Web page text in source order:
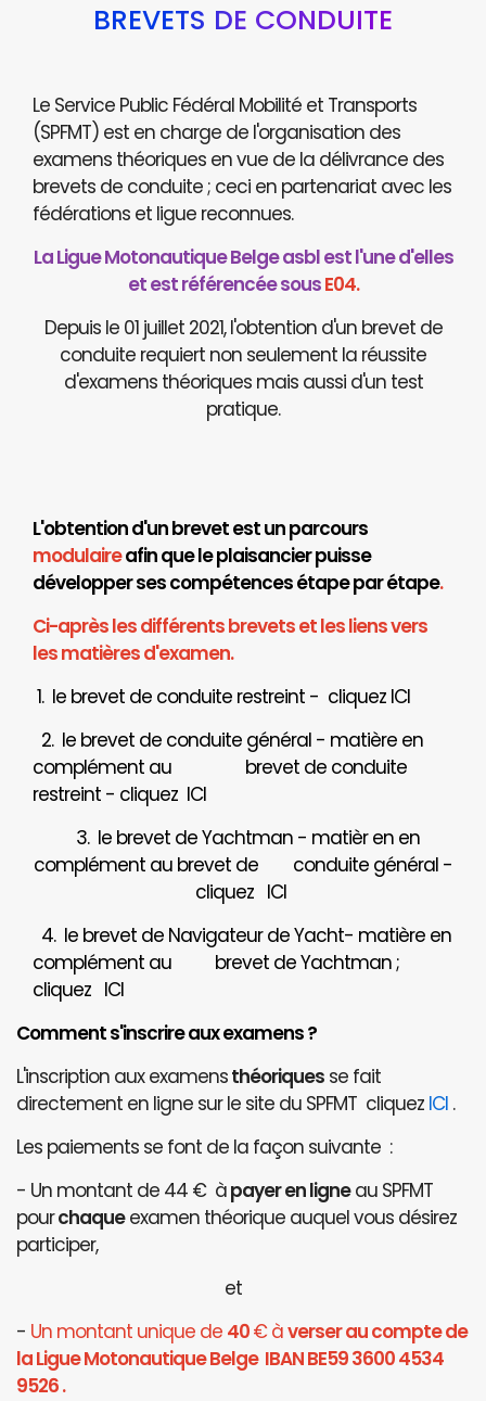
BREVETS DE CONDUITE
Le Service Public Fédéral Mobilité et Transports
(SPFMT) est en charge de l'organisation des
examens théoriques en vue de la délivrance des
brevets de conduite ; ceci en partenariat avec les
fédérations et ligue reconnues.
La Ligue Motonautique Belge asbl est l'une d'elles
et est référencée sousE04.
Depuis le 01 juillet 2021, l'obtention d'un brevet de
conduite requiert non seulement la réussite
d'examens théoriques mais aussi d'un test
pratique.
L'obtention d'un brevet est un parcours
modulaireafin que le plaisancier puisse
développer ses compétences étape par étape.
Ci-après les différents brevets et les liens vers
les matières d'examen.
1. le brevet de conduite restreint - cliquez ICI
2. le brevet de conduite général - matière en
complément au brevet de conduite
restreint - cliquez ICI
3. le brevet de Yachtman - matièr en en
complément au brevet de
conduite général -
cliquez ICI
4. le brevet de Navigateur de Yacht- matière en
complément au brevet de Yachtman ;
cliquez ICI
Comment s'inscrire aux examens ?
L'inscription aux examensthéoriques se fait
directement en ligne sur le site du SPFMT cliquez ICI .
Les paiements se font de la façon suivante :
- Un montant de 44 € àpayer en ligneau SPFMT
pourchaqueexamen théorique auquel vous désirez
participer,
et
- Un montant unique de 40€ àverser au compte de
la Ligue Motonautique Belge IBAN BE59 3600 4534
9526 .